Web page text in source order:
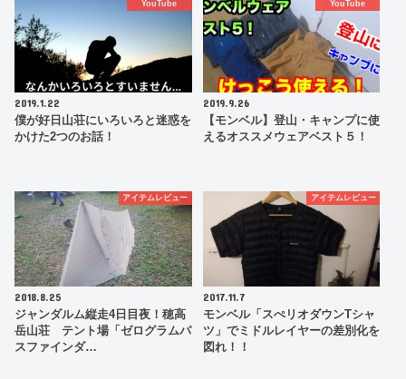
YouTube
2019.1.22
僕が好日山荘にいろいろと迷惑を
かけた2つのお話！
YouTube
2019.9.26
【モンベル】登山・キャンプに使
えるオススメウェアベスト５！
アイテムレビュー
2018.8.25
ジャンダルム縦走4日目夜！穂高
岳山荘 テント場「ゼログラムパ
スファインダ…
アイテムレビュー
2017.11.7
モンベル「スぺリオダウンTシャ
ツ」でミドルレイヤーの差別化を
図れ！！